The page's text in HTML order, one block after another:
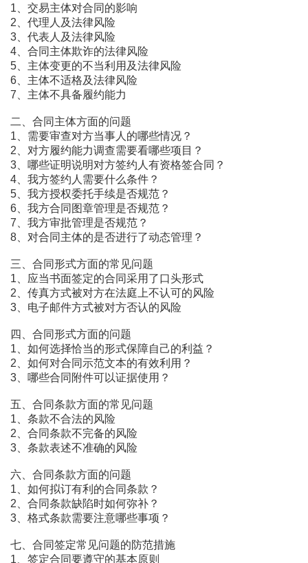
1、交易主体对合同的影响
2、代理人及法律风险
3、代表人及法律风险
4、合同主体欺诈的法律风险
5、主体变更的不当利用及法律风险
6、主体不适格及法律风险
7、主体不具备履约能力
二、合同主体方面的问题
1、需要审查对方当事人的哪些情况？
2、对方履约能力调查需要看哪些项目？
3、哪些证明说明对方签约人有资格签合同？
4、我方签约人需要什么条件？
5、我方授权委托手续是否规范？
6、我方合同图章管理是否规范？
7、我方审批管理是否规范？
8、对合同主体的是否进行了动态管理？
三、合同形式方面的常见问题
1、应当书面签定的合同采用了口头形式
2、传真方式被对方在法庭上不认可的风险
3、电子邮件方式被对方否认的风险
四、合同形式方面的问题
1、如何选择恰当的形式保障自己的利益？
2、如何对合同示范文本的有效利用？
3、哪些合同附件可以证据使用？
五、合同条款方面的常见问题
1、条款不合法的风险
2、合同条款不完备的风险
3、条款表述不准确的风险
六、合同条款方面的问题
1、如何拟订有利的合同条款？
2、合同条款缺陷时如何弥补？
3、格式条款需要注意哪些事项？
七、合同签定常见问题的防范措施
1、签定合同要遵守的基本原则